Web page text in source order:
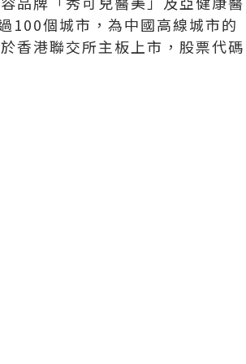
100個城市，為中國高線城市的
香港聯交所主板上市，股票代碼